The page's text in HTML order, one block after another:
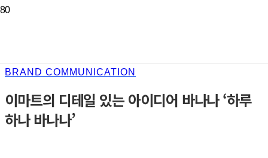
BRAND COMMUNICATION
이마트의 디테일 있는 아이디어 바나나 ‘하루
하나 바나나’